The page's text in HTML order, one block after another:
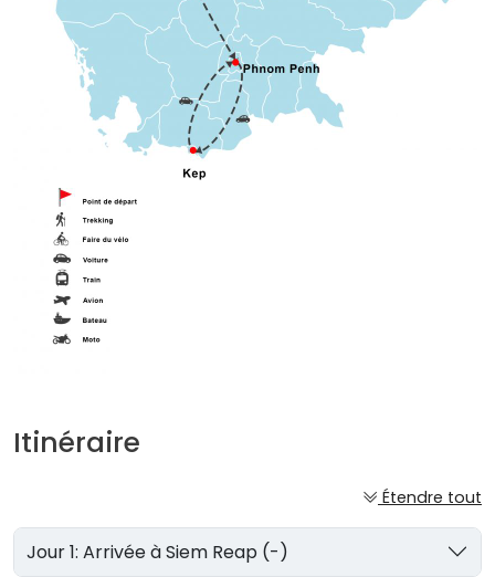
Itinéraire
Étendre tout
Jour 1: Arrivée à Siem Reap (-)